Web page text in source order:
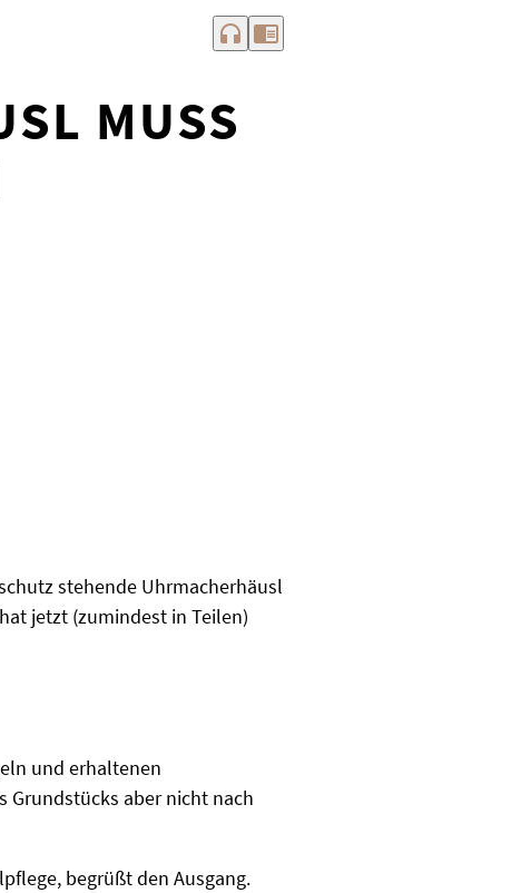
headphones chrome_reader_mode
MUSS
stehende Uhrmacherhäusl
jetzt (zumindest in Teilen)
und erhaltenen
Grundstücks aber nicht nach
begrüßt den Ausgang.